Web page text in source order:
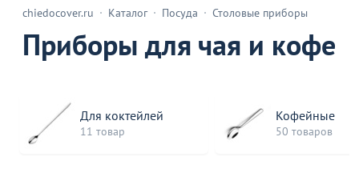
chiedocover.ru Каталог Посуда Столовые приборы
Приборы для чая и кофе
Для коктейлей
11 товар
Кофейные
50 товаров